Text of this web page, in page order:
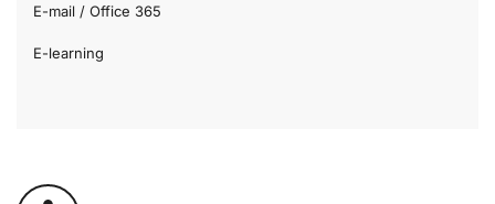
E-mail / Office 365
E-learning